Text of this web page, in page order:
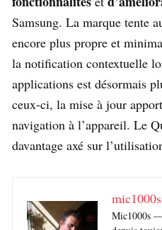
Samsung. La marque tente
encore plus propre et
la notification contextuelle
applications est désormais
ceux-ci, la mise à jour
navigation à l’appareil. Le
davantage axé sur
mic1000s
Mic1000s —